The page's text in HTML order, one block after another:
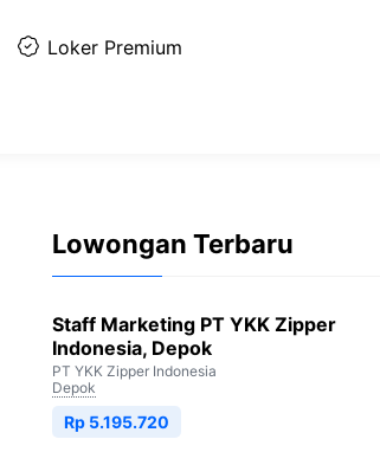
Loker Premium
Lowongan Terbaru
Staff Marketing PT YKK Zipper
Indonesia, Depok
PT YKK Zipper Indonesia
Depok
Rp 5.195.720